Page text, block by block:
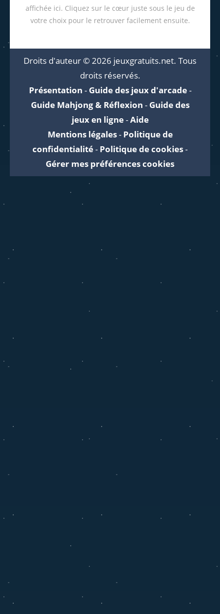
affichée ici. Cliquez sur le cœur juste sous le jeu de
votre choix pour le retrouver facilement ensuite.
Droits d'auteur © 2026 jeuxgratuits.net. Tous
droits réservés.
Présentation - Guide des jeux d'arcade-
Guide Mahjong & Réflexion - Guide des
jeux en ligne-Aide
Mentions légales- Politique de
confidentialité- Politique de cookies-
Gérer mes préférences cookies